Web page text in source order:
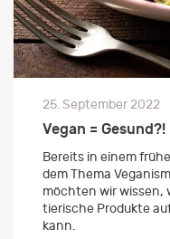
25. September 2022
Vegan = Gesund?!
Bereits in einem
dem Thema
möchten wir wissen,
tierische Produkte